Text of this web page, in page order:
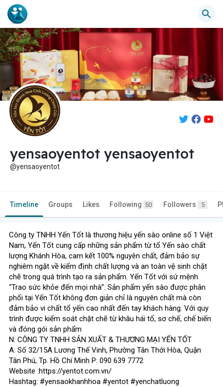
yensaoyentot yensaoyentot
@yensaoyentot
Timeline Groups Likes Following 50 Followers 5
Công ty TNHH Yến Tốt là thương hiệu yến sào online số 1 Việt
Nam, Yến Tốt cung cấp những sản phẩm từ tổ Yến sào chất
lượng Khánh Hòa, cam kết 100% nguyên chất, đảm bảo sự
nghiêm ngặt về kiểm định chất lượng và an toàn vệ sinh chặt
chẽ trong quá trình tạo ra sản phẩm. Yến Tốt với sứ mệnh
“Trao sức khỏe đến mọi nhà”. Sản phẩm yến sào được phân
phối tại Yến Tốt không đơn giản chỉ là nguyên chất mà còn
đảm bảo vi chất tổ yến cao nhất đến tay khách hàng. Với quy
trình được kiểm soát chặt chẽ từ khâu hái tổ, sơ chế, chế biến
và đóng gói sản phẩm
N: CÔNG TY TNHH SẢN XUẤT & THƯƠNG MẠI YẾN TỐT
A: Số 32/15A Lương Thế Vinh, Phường Tân Thới Hòa, Quận
Tân Phú, Tp. Hồ Chí Minh P: 090 639 7772
Website :https://yentot.com.vn/
Hashtag: #yensaokhanhhoa #yentot #yenchatluong